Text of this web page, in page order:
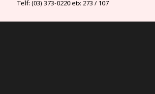
Telf: (03) 373-0220 etx 273 / 107